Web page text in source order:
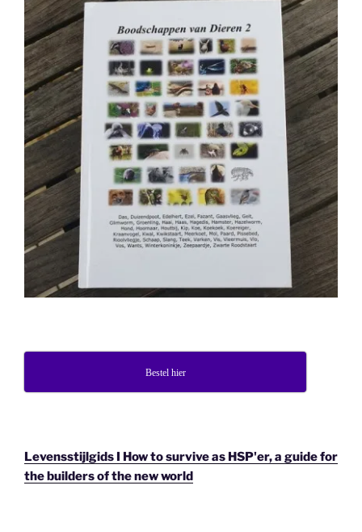
Bestel hier
Levensstijlgids I How to survive as HSP'er, a guide for
the builders of the new world